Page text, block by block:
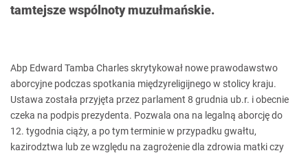
tamtejsze wspólnoty muzułmańskie.
Abp Edward Tamba Charles skrytykował nowe prawodawstwo
aborcyjne podczas spotkania międzyreligijnego w stolicy kraju.
Ustawa została przyjęta przez parlament 8 grudnia ub.r. i obecnie
czeka na podpis prezydenta. Pozwala ona na legalną aborcję do
12. tygodnia ciąży, a po tym terminie w przypadku gwałtu,
kazirodztwa lub ze względu na zagrożenie dla zdrowia matki czy